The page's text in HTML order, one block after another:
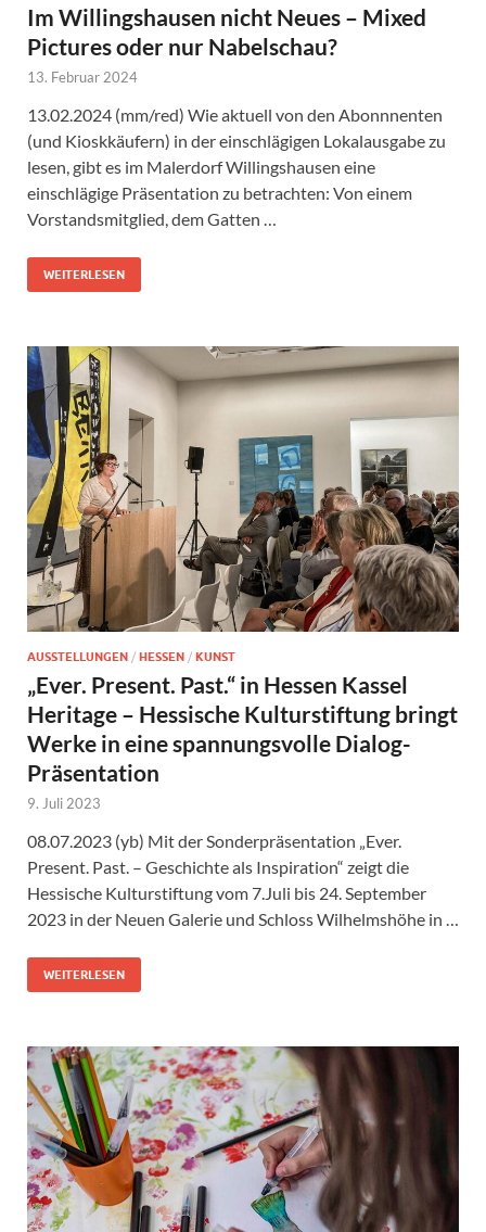
Im Willingshausen nicht Neues – Mixed
Pictures oder nur Nabelschau?
13. Februar 2024
13.02.2024 (mm/red) Wie aktuell von den Abonnnenten
(und Kioskkäufern) in der einschlägigen Lokalausgabe zu
lesen, gibt es im Malerdorf Willingshausen eine
einschlägige Präsentation zu betrachten: Von einem
Vorstandsmitglied, dem Gatten …
WEITERLESEN
AUSSTELLUNGEN / HESSEN / KUNST
„Ever. Present. Past.“ in Hessen Kassel
Heritage – Hessische Kulturstiftung bringt
Werke in eine spannungsvolle Dialog-
Präsentation
9. Juli 2023
08.07.2023 (yb) Mit der Sonderpräsentation „Ever.
Present. Past. – Geschichte als Inspiration“ zeigt die
Hessische Kulturstiftung vom 7.Juli bis 24. September
2023 in der Neuen Galerie und Schloss Wilhelmshöhe in …
WEITERLESEN